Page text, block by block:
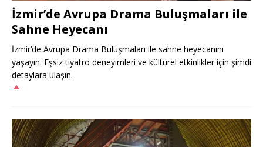
İzmir’de Avrupa Drama Buluşmaları ile
Sahne Heyecanı
İzmir’de Avrupa Drama Buluşmaları ile sahne heyecanını
yaşayın. Eşsiz tiyatro deneyimleri ve kültürel etkinlikler için şimdi
detaylara ulaşın.